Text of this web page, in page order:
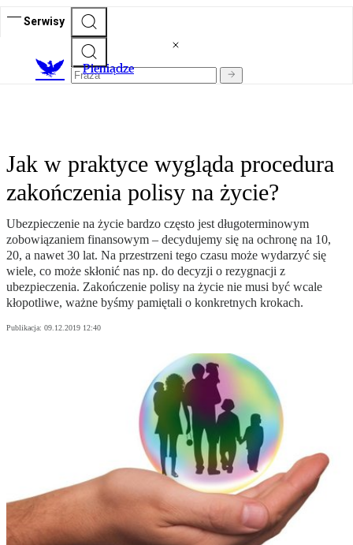
Serwisy
Pieniądze
Jak w praktyce wygląda procedura
zakończenia polisy na życie?
Ubezpieczenie na życie bardzo często jest długoterminowym
zobowiązaniem finansowym – decydujemy się na ochronę na 10,
20, a nawet 30 lat. Na przestrzeni tego czasu może wydarzyć się
wiele, co może skłonić nas np. do decyzji o rezygnacji z
ubezpieczenia. Zakończenie polisy na życie nie musi być wcale
kłopotliwe, ważne byśmy pamiętali o konkretnych krokach.
Publikacja: 09.12.2019 12:40